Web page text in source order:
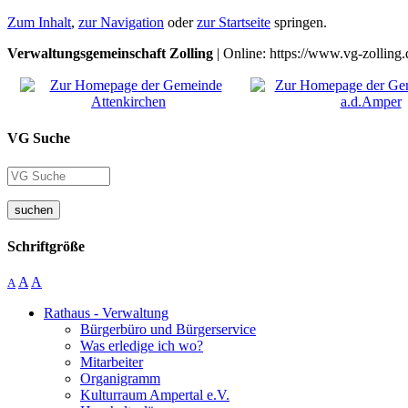
Zum Inhalt, zur Navigation oderzur Startseite springen.
Verwaltungsgemeinschaft Zolling | Online: https://www.vg-
VG Suche
suchen
Schriftgröße
A A A
Rathaus - Verwaltung
Bürgerbüro und Bürgerservice
Was erledige ich wo?
Mitarbeiter
Organigramm
Kulturraum Ampertal e.V.